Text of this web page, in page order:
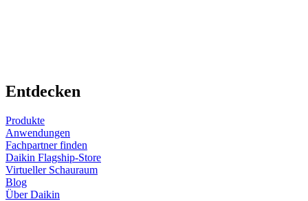
Entdecken
Produkte
Anwendungen
Fachpartner finden
Daikin Flagship-Store
Virtueller Schauraum
Blog
Über Daikin